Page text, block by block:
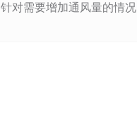
针对需要增加通风量的情况